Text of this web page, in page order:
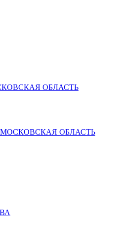
ОБЛАСТЬ
МОСКОВСКАЯ ОБЛАСТЬ